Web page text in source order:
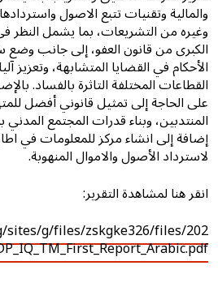
والمالية وتقنيات تتبع الاصول
وغيره من التشريعات، بما يشمل النظر
الكبرى من قانون العفو، إلى جانب
الأحكام في القضايا المتشابهة، وتعزيز
القطاعات المختلفة التاثرة بالفساد.
على الحاجة إلى تمثيل قانوني أفضل
المنتدبين، وبناء قدرات المجتمع
إضافة إلى انشاء مركز للمعلومات في
لاسترداد الأصول والاموال المنهوبة.
انقر هنا لمشاهدة التقرير:
sites/g/files/zskgke326/files/202